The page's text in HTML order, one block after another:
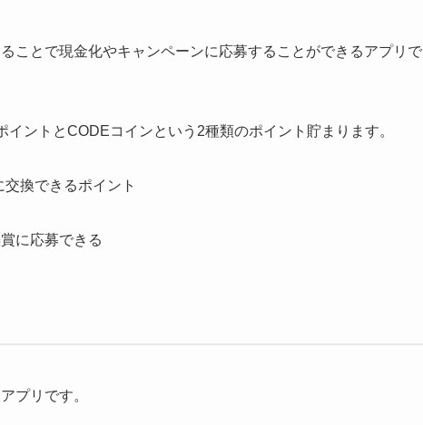
ことで現金化やキャンペーンに応募することができるアプリで
イントとCODEコインという2種類のポイント貯まります。
換できるポイント
に応募できる
プリです。